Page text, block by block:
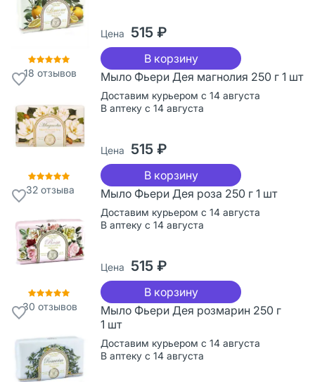
18 отзывов
Цена 515 ₽
В корзину
32отзыва
Мыло Фьери Дея магнолия 250 г 1 шт
Доставим курьером с 14 августа
В аптеку с 14 августа
Цена 515 ₽
В корзину
30 отзывов
Мыло Фьери Дея роза 250 г 1 шт
Доставим курьером с 14 августа
В аптеку с 14 августа
Цена 515 ₽
В корзину
Мыло Фьери Дея розмарин 250 г
1 шт
Доставим курьером с 14 августа
В аптеку с 14 августа